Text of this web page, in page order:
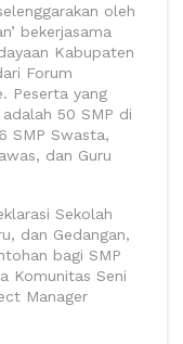
oleh
bekerjasama
Kabupaten
Forum
Peserta yang
50 SMP di
SMP Swasta,
dan Guru
Sekolah
dan Gedangan,
bagi SMP
Komunitas Seni
Manager